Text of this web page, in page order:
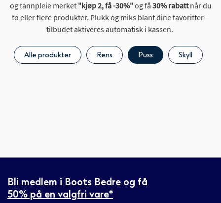
og tannpleie merket "kjøp 2, få -30%"og få 30% rabattnår du
to eller flere produkter. Plukk og miks blant dine favoritter –
tilbudet aktiveres automatisk i kassen.
Alle produkter Rens Puss Skyll
Bli medlem i Boots Bedre og få
50% på en valgfri vare*